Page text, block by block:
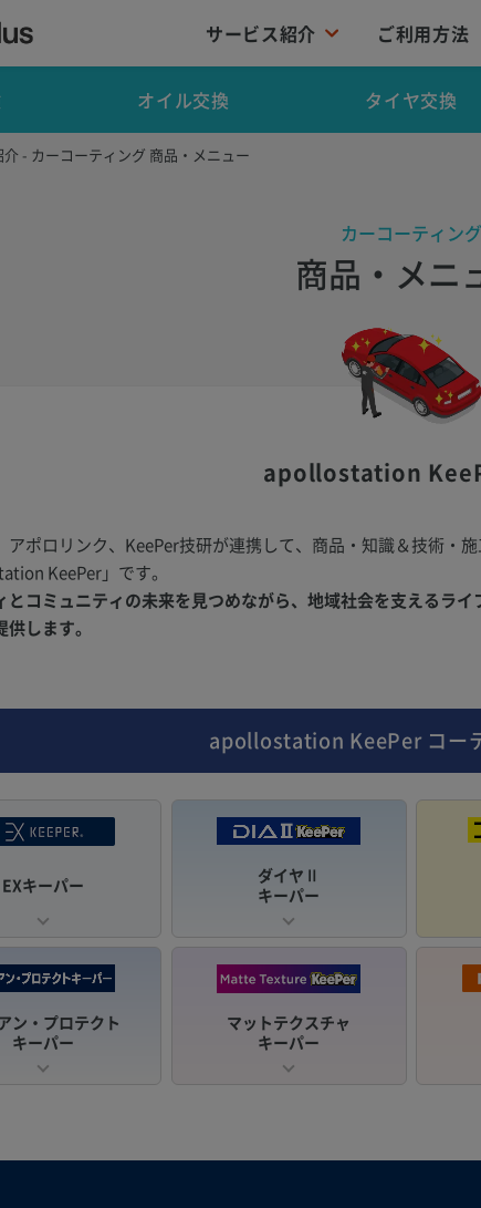
サービス紹介 ご利用方法
オイル交換 タイヤ交換
- カーコーティング 商品・メニュー
カーコーティング
商品・メニ
apollostation
アポロリンク、KeePer技研が連携して、商品・知識＆技術・
KeePer」です。
とコミュニティの未来を見つめながら、地域社会を支える
します。
apollostation KeePer コー
EXキーパー
ダイヤⅡ
キーパー
ン・プロテクト
キーパー
マットテクスチャ
キーパー